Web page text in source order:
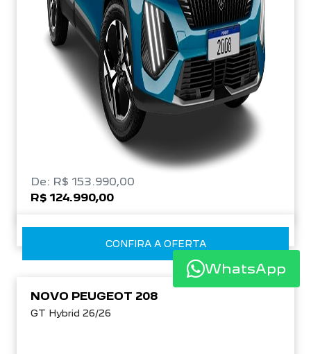
De: R$ 153.990,00
R$ 124.990,00
CONFIRA A OFERTA
NOVO PEUGEOT 208
GT Hybrid 26/26
WhatsApp